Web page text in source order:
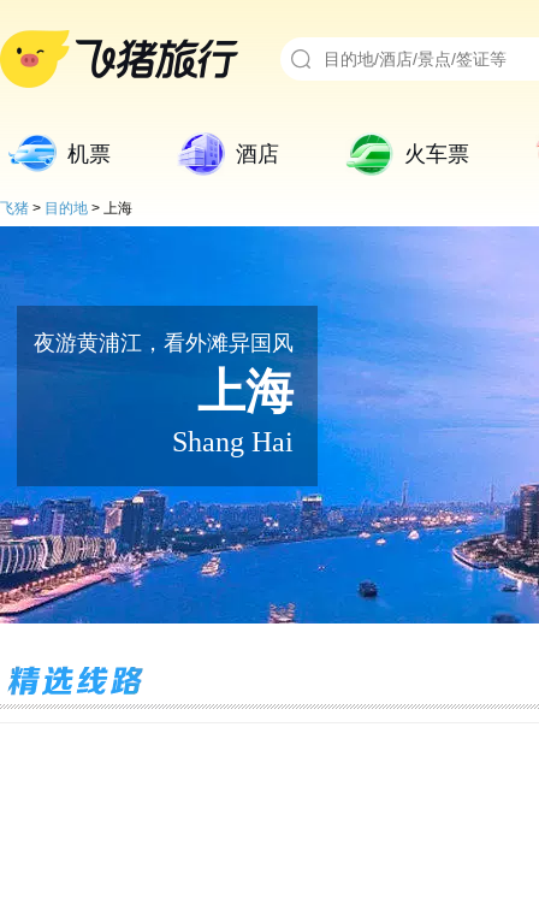
机票 酒店 火车票
飞猪 > 目的地 > 上海
夜游黄浦江，看外滩异国风
上海
Shang Hai